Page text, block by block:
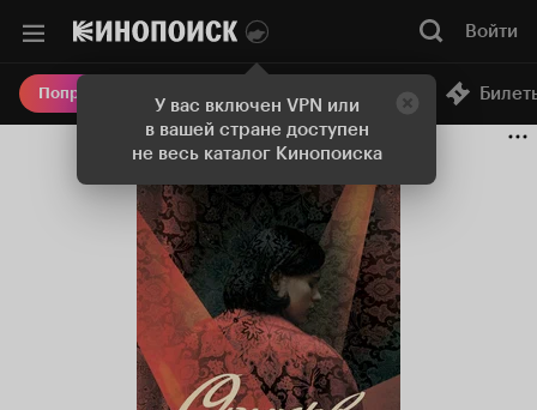
У вас включен VPN или
в вашей стране доступен
не весь каталог Кинопоиска
Войти
Попробовать Плюс Онлайн-кинотеатр